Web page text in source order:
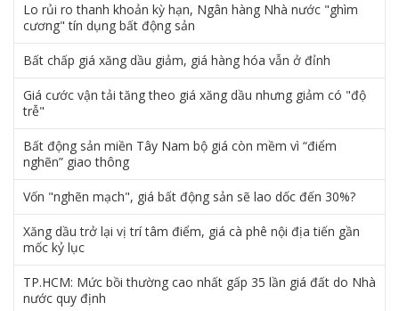
Lo rủi ro thanh khoản kỳ hạn, Ngân hàng Nhà nước "ghìm
cương" tín dụng bất động sản
Bất chấp giá xăng dầu giảm, giá hàng hóa vẫn ở đỉnh
Giá cước vận tải tăng theo giá xăng dầu nhưng giảm có "độ
trễ"
Bất động sản miền Tây Nam bộ giá còn mềm vì “điểm
nghẽn” giao thông
Vốn "nghẽn mạch", giá bất động sản sẽ lao dốc đến 30%?
Xăng dầu trở lại vị trí tâm điểm, giá cà phê nội địa tiến gần
mốc kỷ lục
TP.HCM: Mức bồi thường cao nhất gấp 35 lần giá đất do Nhà
nước quy định